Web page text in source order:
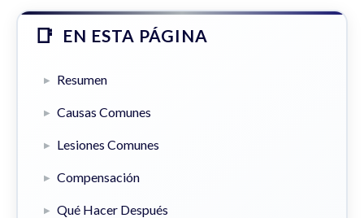
EN ESTA PÁGINA
Resumen
Causas Comunes
Lesiones Comunes
Compensación
Qué Hacer Después